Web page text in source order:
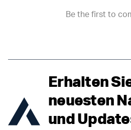
Erhalten
neuesten
und